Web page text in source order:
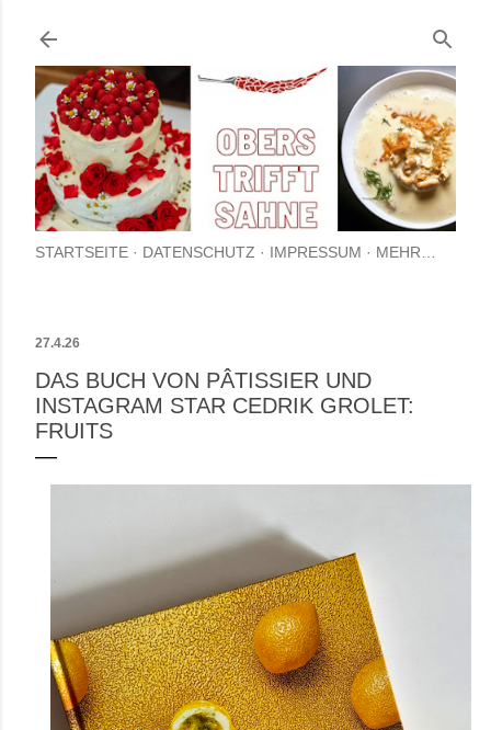
STARTSEITE DATENSCHUTZ IMPRESSUM MEHR…
27.4.26
DAS BUCH VON PÂTISSIER UND
INSTAGRAM STAR CEDRIK GROLET:
FRUITS